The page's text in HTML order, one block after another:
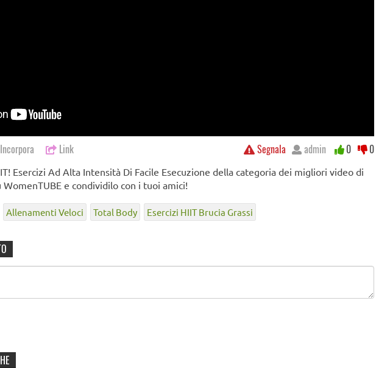
Incorpora Link Segnala admin 0 0
Esercizi Ad Alta Intensità Di Facile Esecuzione della categoria dei migliori video di
e condividilo con i tuoi amici!
Allenamenti Veloci Total Body Esercizi HIIT Brucia Grassi